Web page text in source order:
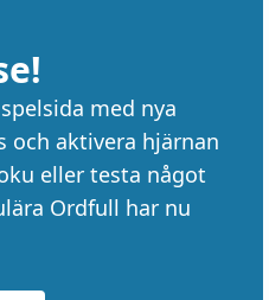
med nya
och aktivera hjärnan
eller testa något
Ordfull har nu